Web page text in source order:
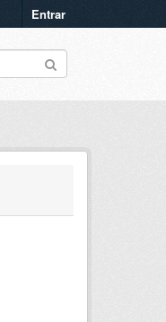
Entrar